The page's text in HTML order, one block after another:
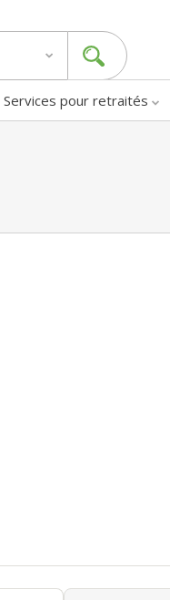
Services pour retraités